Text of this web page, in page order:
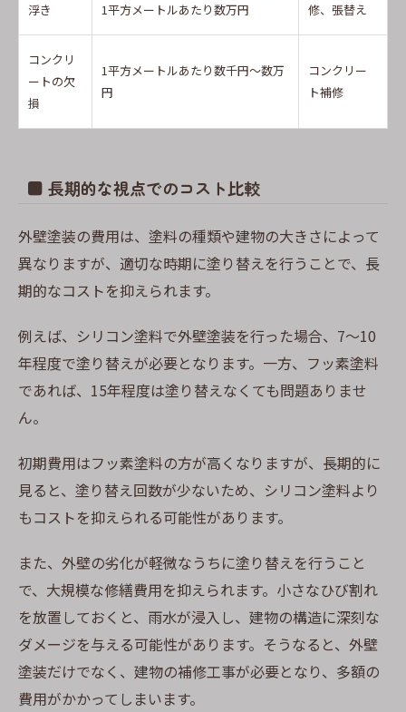
浮き
1平方メートルあたり数万円
修、張替え
コンクリ
ートの欠
損
1平方メートルあたり数千円～数万
円
コンクリー
ト補修
■ 長期的な視点でのコスト比較
外壁塗装の費用は、塗料の種類や建物の大きさによって
異なりますが、適切な時期に塗り替えを行うことで、長
期的なコストを抑えられます。
例えば、シリコン塗料で外壁塗装を行った場合、7～10
年程度で塗り替えが必要となります。一方、フッ素塗料
であれば、15年程度は塗り替えなくても問題ありませ
ん。
初期費用はフッ素塗料の方が高くなりますが、長期的に
見ると、塗り替え回数が少ないため、シリコン塗料より
もコストを抑えられる可能性があります。
また、外壁の劣化が軽微なうちに塗り替えを行うこと
で、大規模な修繕費用を抑えられます。小さなひび割れ
を放置しておくと、雨水が浸入し、建物の構造に深刻な
ダメージを与える可能性があります。そうなると、外壁
塗装だけでなく、建物の補修工事が必要となり、多額の
費用がかかってしまいます。